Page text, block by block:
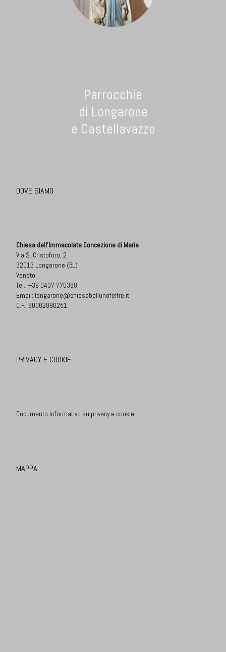
Parrocchie
di Longarone
e Castellavazzo
DOVE SIAMO
Chiesa dell'Immacolata Concezione di Maria
Via S. Cristoforo, 2
32013 Longarone (BL)
Veneto
Tel.: +39 0437 770388
Email: longarone@chiesabellunofeltre.it
C.F.: 80002890251
PRIVACY E COOKIE
Documento informativo su privacy e cookie
MAPPA